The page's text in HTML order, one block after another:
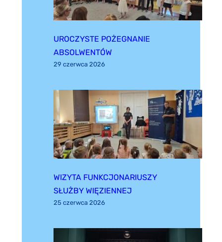
UROCZYSTE POŻEGNANIE
ABSOLWENTÓW
29 czerwca 2026
WIZYTA FUNKCJONARIUSZY
SŁUŻBY WIĘZIENNEJ
25 czerwca 2026